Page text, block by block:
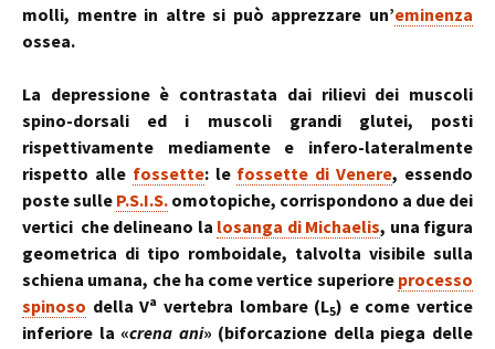
molli, mentre in altre si può apprezzare un’eminenza
ossea.
La depressione è contrastata dai rilievi dei muscoli
spino-dorsali ed i muscoli grandi glutei, posti
rispettivamente mediamente e infero-lateralmente
rispetto alle fossette: le fossette di Venere, essendo
poste sulle P.S.I.S. omotopiche, corrispondono a due dei
vertici che delineano la losanga di Michaelis, una figura
geometrica di tipo romboidale, talvolta visibile sulla
schiena umana, che ha come vertice superiore processo
spinoso della Va vertebra lombare (L5) e come vertice
inferiore la «crena ani» (biforcazione della piega delle